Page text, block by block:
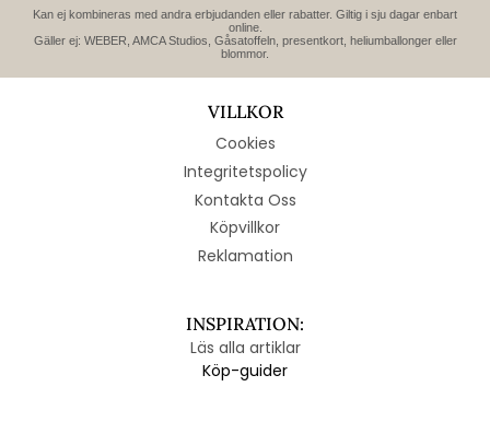
Kan ej kombineras med andra erbjudanden eller rabatter. Giltig i sju dagar enbart
online.
Gäller ej: WEBER, AMCA Studios, Gåsatoffeln, presentkort, heliumballonger eller
blommor.
VILLKOR
Cookies
Integritetspolicy
Kontakta Oss
Köpvillkor
Reklamation
INSPIRATION:
Läs alla artiklar
Köp-guider